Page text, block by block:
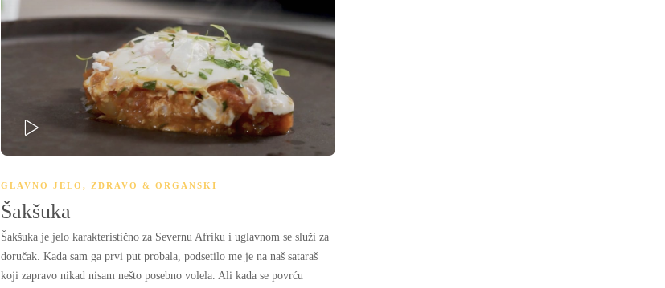
GLAVNO JELO , ZDRAVO & ORGANSKI
Šakšuka
Šakšuka je jelo karakteristično za Severnu Afriku i uglavnom se služi za
doručak. Kada sam ga prvi put probala, podsetilo me je na naš sataraš
koji zapravo nikad nisam nešto posebno volela. Ali kada se povrću